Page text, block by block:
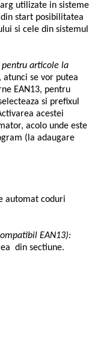
utilizate in sisteme
start posibilitatea
si cele din sistemul
pentru articole la
atunci se vor putea
EAN13, pentru
si prefixul
acestei
acolo unde este
(la adaugare
automat coduri
EAN13):
din sectiune.